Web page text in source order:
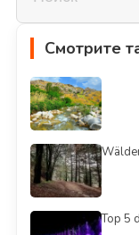
Смотрите
Top 5